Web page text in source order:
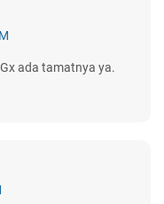
ada tamatnya ya.